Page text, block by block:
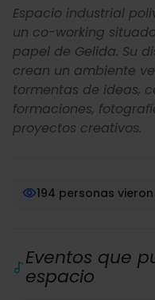
Espacio industrial
un co-working
papel de Gelida. Su
crean un ambiente
tormentas de ideas,
formaciones,
proyectos creativos.
194 personas
Eventos que
espacio